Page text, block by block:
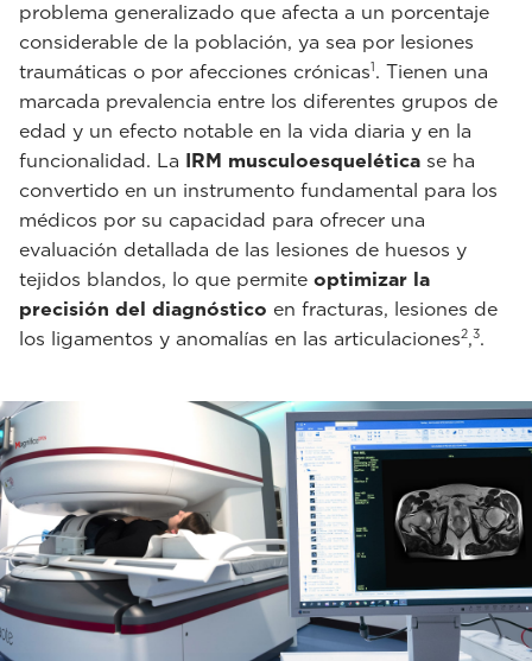
problema generalizado que afecta a un porcentaje
considerable de la población, ya sea por lesiones
traumáticas o por afecciones crónicas1. Tienen una
marcada prevalencia entre los diferentes grupos de
edad y un efecto notable en la vida diaria y en la
funcionalidad. La IRM musculoesquelética se ha
convertido en un instrumento fundamental para los
médicos por su capacidad para ofrecer una
evaluación detallada de las lesiones de huesos y
tejidos blandos, lo que permite optimizar la
precisión del diagnóstico en fracturas, lesiones de
los ligamentos y anomalías en las articulaciones2,3.